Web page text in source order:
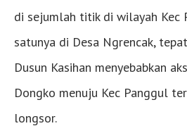
di sejumlah titik di wilayah Kec
satunya di Desa Ngrencak,
Dusun Kasihan menyebabkan
Dongko menuju Kec Panggul
longsor.